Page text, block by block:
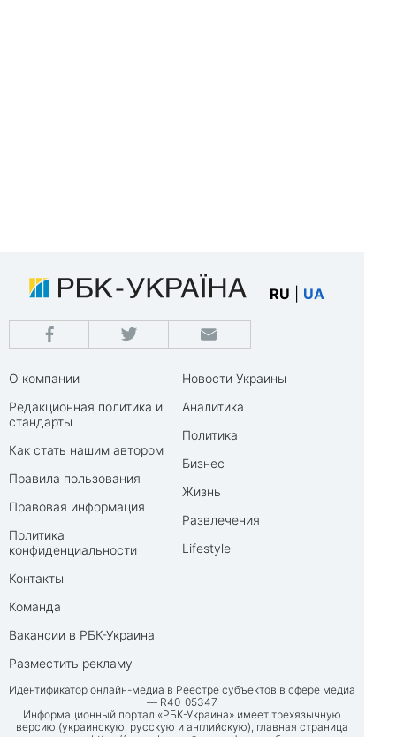
RU UA
О компании
Редакционная политика и
стандарты
Как стать нашим автором
Правила пользования
Правовая информация
Политика
конфиденциальности
Контакты
Команда
Вакансии в РБК-Украина
Разместить рекламу
Новости Украины
Аналитика
Политика
Бизнес
Жизнь
Развлечения
Lifestyle
Идентификатор онлайн-медиа в Реестре субъектов в сфере медиа
— R40-05347
Информационный портал «РБК-Украина» имеет трехязычную
версию (украинскую, русскую и английскую), главная страница